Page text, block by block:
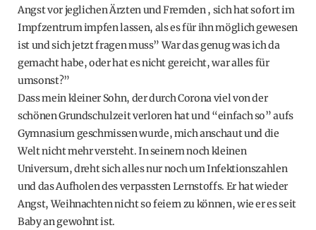
Angst vor jeglichen Ärzten und Fremden , sich hat sofort im
Impfzentrum impfen lassen, als es für ihn möglich gewesen
ist und sich jetzt fragen muss” War das genug was ich da
gemacht habe, oder hat es nicht gereicht, war alles für
umsonst?”
Dass mein kleiner Sohn, der durch Corona viel von der
schönen Grundschulzeit verloren hat und “einfach so” aufs
Gymnasium geschmissen wurde, mich anschaut und die
Welt nicht mehr versteht. In seinem noch kleinen
Universum, dreht sich alles nur noch um Infektionszahlen
und das Aufholen des verpassten Lernstoffs. Er hat wieder
Angst, Weihnachten nicht so feiern zu können, wie er es seit
Baby an gewohnt ist.